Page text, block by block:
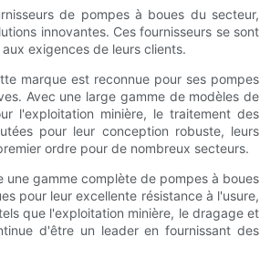
de pompes à boues du secteur,
innovantes. Ces fournisseurs se sont
exigences de leurs clients.
marque est reconnue pour ses pompes
Avec une large gamme de modèles de
l'exploitation minière, le traitement des
pour leur conception robuste, leurs
ordre pour de nombreux secteurs.
une gamme complète de pompes à boues
pour leur excellente résistance à l'usure,
que l'exploitation minière, le dragage et
d'être un leader en fournissant des